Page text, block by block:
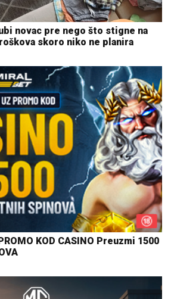
novac pre nego što stigne na
skoro niko ne planira
KOD CASINO Preuzmi 1500